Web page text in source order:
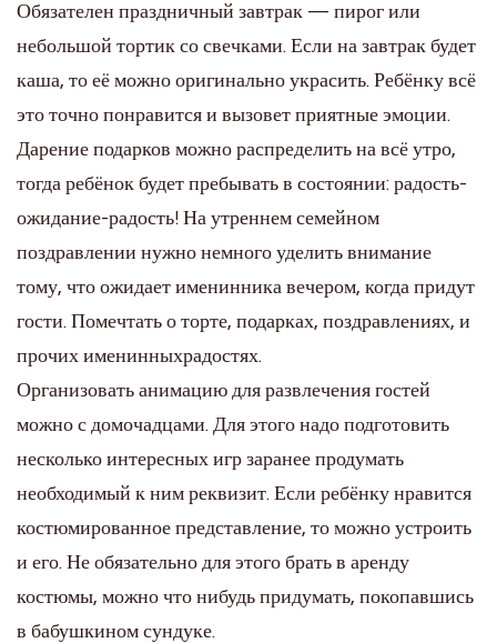
Обязателен праздничный завтрак — пирог или
небольшой тортик со свечками. Если на завтрак будет
каша, то её можно оригинально украсить. Ребёнку всё
это точно понравится и вызовет приятные эмоции.
Дарение подарков можно распределить на всё утро,
тогда ребёнок будет пребывать в состоянии: радость-
ожидание-радость! На утреннем семейном
поздравлении нужно немного уделить внимание
тому, что ожидает именинника вечером, когда придут
гости. Помечтать о торте, подарках, поздравлениях, и
прочих именинныхрадостях.
Организовать анимацию для развлечения гостей
можно с домочадцами. Для этого надо подготовить
несколько интересных игр заранее продумать
необходимый к ним реквизит. Если ребёнку нравится
костюмированное представление, то можно устроить
и его. Не обязательно для этого брать в аренду
костюмы, можно что нибудь придумать, покопавшись
в бабушкином сундуке.